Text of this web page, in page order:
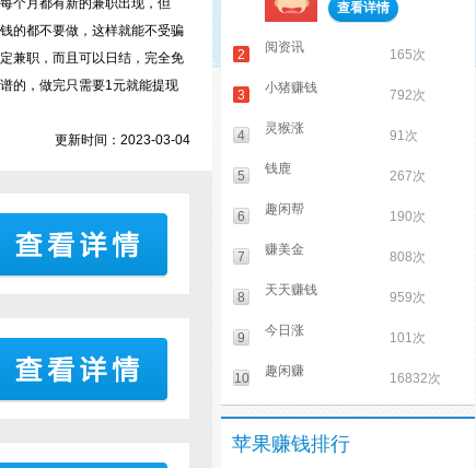
个月都有新的兼职出现，但
的都不要做，这样就能不受骗
兼职，而且可以日结，完全免
的，做完只需要1元就能提现
更新时间：2023-03-04
查看详情
2 阅资讯 165次
3 小猪赚钱 792次
4 灵猴涨 91次
5 钱鹿 267次
6 趣闲帮 190次
7 赚美金 808次
8 天天赚钱 959次
9 今日涨 101次
10 趣闲赚 16832次
苹果赚钱排行